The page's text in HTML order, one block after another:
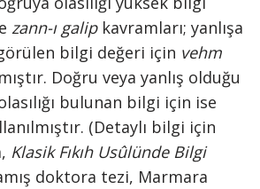
zann-ı galipkavramları; yanlışa
görülen bilgi değeri için vehm
Doğru veya yanlış olduğu
bulunan bilgi için ise
(Detaylı bilgi için
Klasik Fıkıh Usûlünde Bilgi
doktora tezi, Marmara